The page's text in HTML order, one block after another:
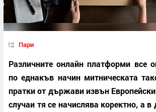
Пари
Различните онлайн платформи все
по еднакъв начин митническата
пратки от държави извън
случаи тя се начислява коректно, а в